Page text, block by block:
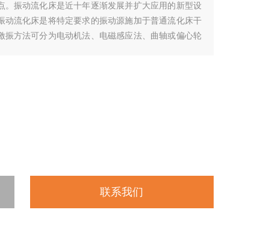
振动流化床是近十年逐渐发展并扩大应用的新型设
流化床是将特定要求的振动源施加于普通流化床干
方法可分为电动机法、电磁感应法、曲轴或偏心轮
联系我们